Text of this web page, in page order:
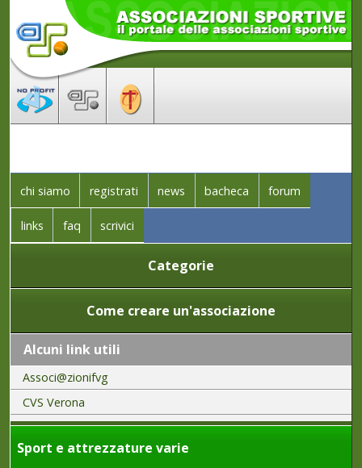
chi siamo registrati news bacheca forum
links faq scrivici
Categorie
Come creare un'associazione
Alcuni link utili
Associ@zionifvg
CVS Verona
Sport e attrezzature varie